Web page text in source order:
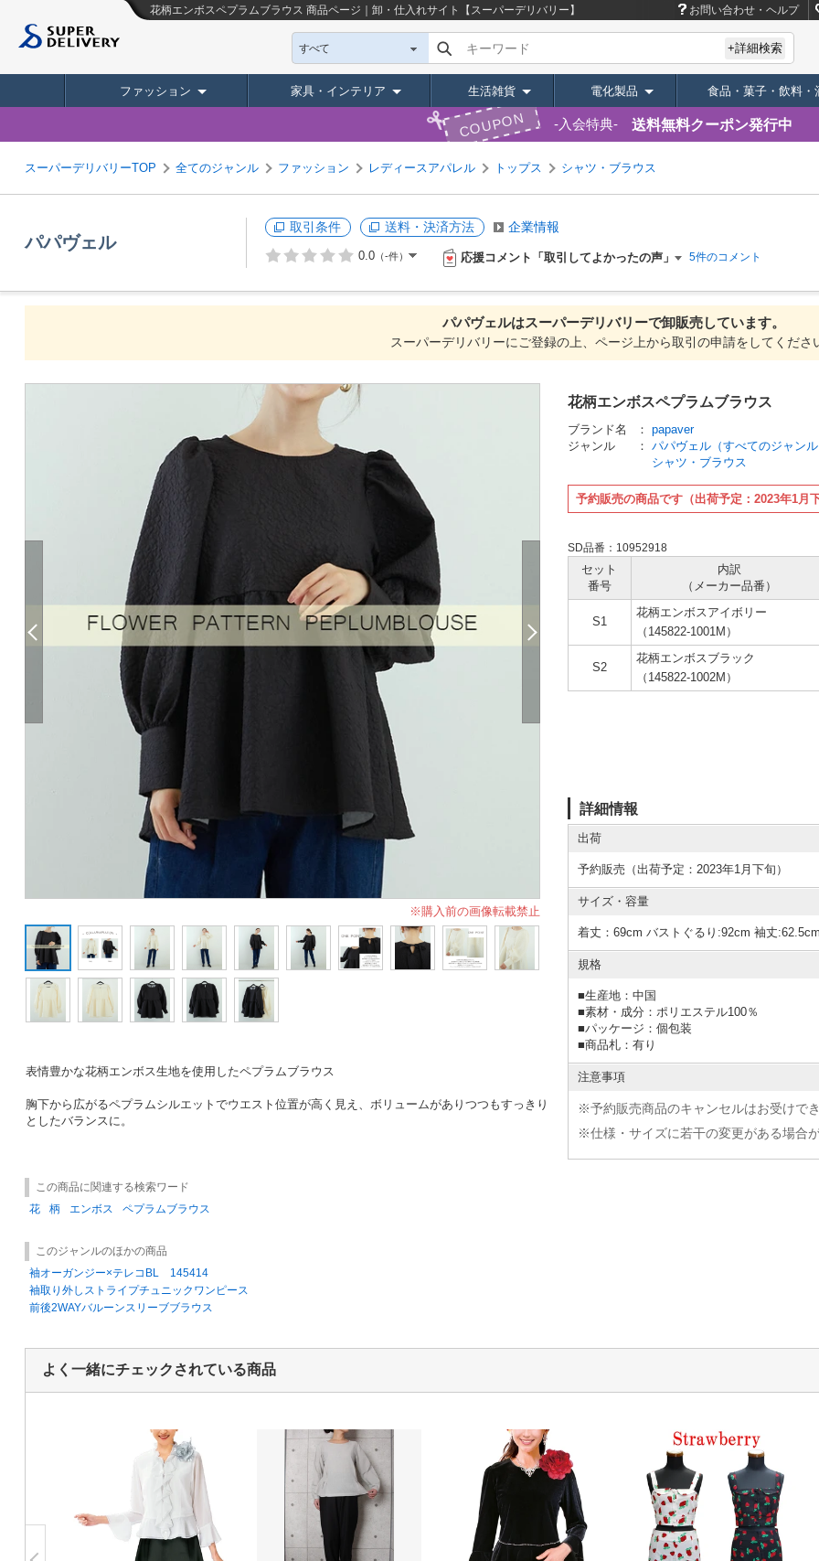
花柄エンボスペプラムブラウス 商品ページ｜卸・仕入れサイト【スーパーデリバリー】 お問い合わせ・ヘルプ
すべて キーワード +詳細検索
ファッション 家具・インテリア 生活雑貨 電化製品 食品・菓子・飲料・
COUPON 入会特典 送料無料クーポン発行中
スーパーデリバリーTOP 全てのジャンル ファッション レディースアパレル トップス シャツ・ブラウス
パパヴェル
取引条件 送料・決済方法 企業情報
0.0 （-件） 応援コメント「取引してよかったの声」 5件のコメント
パパヴェルはスーパーデリバリーで卸販売しています。
スーパーデリバリーにご登録の上、ページ上から取引の申請をしてくださ
※購入前の画像転載禁止
表情豊かな花柄エンボス生地を使用したペプラムブラウス
胸下から広がるペプラムシルエットでウエスト位置が高く見え、ボリュームがありつつもすっきり
としたバランスに。
花柄エンボスペプラムブラウス
ブランド名 ： papaver
ジャンル
： パパヴェル（すべてのジャンル
シャツ・ブラウス
予約販売の商品です（出荷予定：2023年1月下
SD品番：10952918
セット
番号
内訳
（メーカー品番）
S1
花柄エンボスアイボリー
（145822-1001M）
S2
花柄エンボスブラック
（145822-1002M）
詳細情報
出荷
予約販売（出荷予定：2023年1月下旬）
サイズ・容量
着丈：69cm バストぐるり:92cm 袖丈:62.5cm
規格
■生産地：中国
■素材・成分：ポリエステル100％
■パッケージ：個包装
■商品札：有り
注意事項
※予約販売商品のキャンセルはお受けでき
※仕様・サイズに若干の変更がある場合が
この商品に関連する検索ワード
花
柄 エンボス ペプラムブラウス
このジャンルのほかの商品
袖オーガンジー×テレコBL 145414
袖取り外しストライプチュニックワンピース
前後2WAYバルーンスリーブブラウス
よく一緒にチェックされている商品